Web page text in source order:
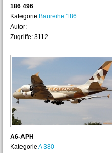
186 496
Kategorie Baureihe 186
Autor:
Zugriffe: 3112
A6-APH
KategorieA 380